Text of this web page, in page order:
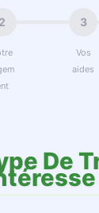
2 3
Vos
aides
De